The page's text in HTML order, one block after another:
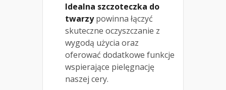
Idealna szczoteczka do
twarzypowinna łączyć
skuteczne oczyszczanie z
wygodą użycia oraz
oferować dodatkowe funkcje
wspierające pielęgnację
naszej cery.